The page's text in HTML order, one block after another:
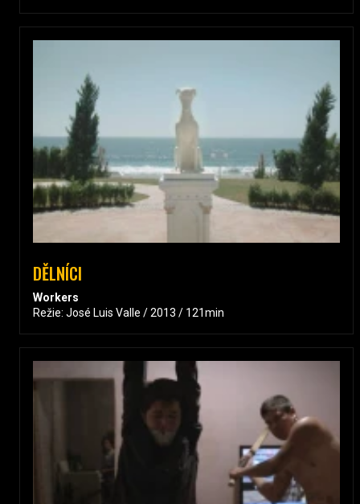
DĚLNÍCI
Workers
Režie: José Luis Valle / 2013 / 121min